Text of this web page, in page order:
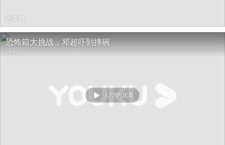
热度 61
恐怖箱大挑战，邓超吓到摔碗
02:10
APP内观看